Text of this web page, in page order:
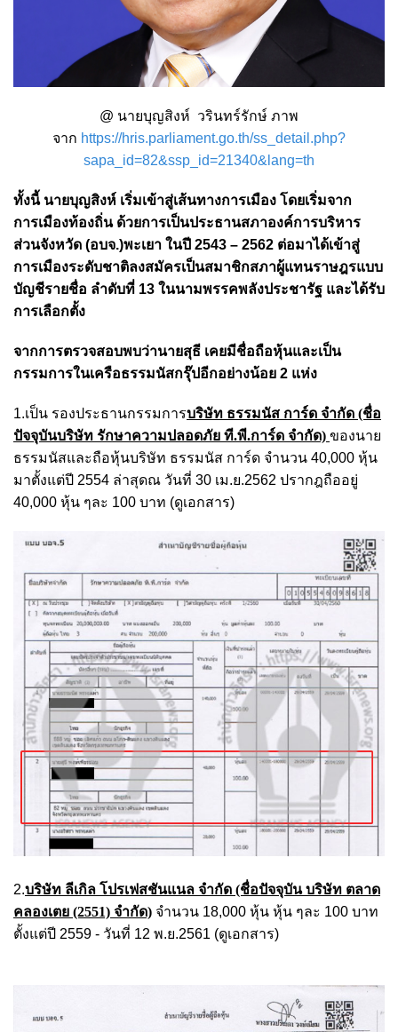
@ นายบุญสิงห์ วรินทร์รักษ์ ภาพ
จาก https://hris.parliament.go.th/ss_detail.php?
sapa_id=82&ssp_id=21340&lang=th
ทั้งนี้ นายบุญสิงห์ เริ่มเข้าสู่เส้นทางการเมือง โดยเริ่มจาก
การเมืองท้องถิ่น ด้วยการเป็นประธานสภาองค์การบริหาร
ส่วนจังหวัด (อบจ.)พะเยา ในปี 2543 – 2562 ต่อมาได้เข้าสู่
การเมืองระดับชาติลงสมัครเป็นสมาชิกสภาผู้แทนราษฎรแบบ
บัญชีรายชื่อ ลำดับที่ 13 ในนามพรรคพลังประชารัฐ และได้รับ
การเลือกตั้ง
จากการตรวจสอบพบว่านายสุธี เคยมีชื่อถือหุ้นและเป็น
กรรมการในเครือธรรมนัสกรุ๊ปอีกอย่างน้อย 2 แห่ง
1.เป็น รองประธานกรรมการบริษัท ธรรมนัส การ์ด จำกัด (ชื่อ
ปัจจุบันบริษัท รักษาความปลอดภัย ที.พี.การ์ด จำกัด) ของนาย
ธรรมนัสและถือหุ้นบริษัท ธรรมนัส การ์ด จำนวน 40,000 หุ้น
มาตั้งแต่ปี 2554 ล่าสุดณ วันที่ 30 เม.ย.2562 ปรากฎถืออยู่
40,000 หุ้น ๆละ 100 บาท (ดูเอกสาร)
2.บริษัท ลีเกิล โปรเฟสชันแนล จำกัด (ชื่อปัจจุบัน บริษัท ตลาด
คลองเตย (2551) จำกัด) จำนวน 18,000 หุ้น หุ้น ๆละ 100 บาท
ตั้งแต่ปี 2559 - วันที่ 12 พ.ย.2561 (ดูเอกสาร)